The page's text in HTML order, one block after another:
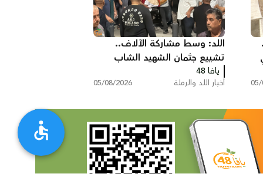
اللد: وسط مشاركة الآلاف..
تشييع جثمان الشهيد الشاب
سامي جعصوص
يافا 48
أخبار اللد والرملة 05/08/2026